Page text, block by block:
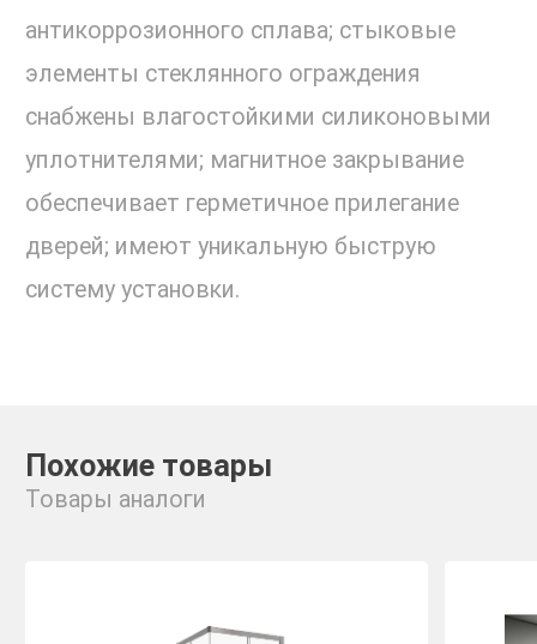
антикоррозионного сплава; стыковые
элементы стеклянного ограждения
снабжены влагостойкими силиконовыми
уплотнителями; магнитное закрывание
обеспечивает герметичное прилегание
дверей; имеют уникальную быструю
систему установки.
Похожие товары
Товары аналоги